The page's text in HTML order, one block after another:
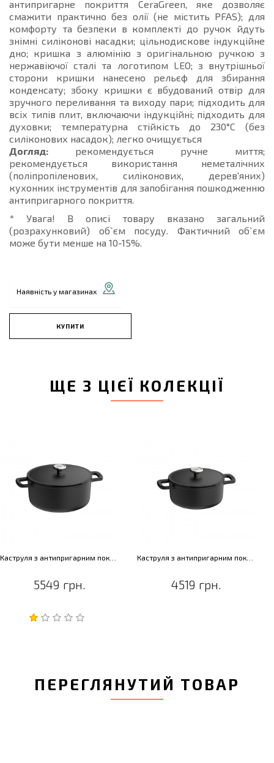
антипригарне покриття CeraGreen, яке дозволяє
смажити практично без олії (не містить PFAS); для
комфорту та безпеки в комплекті до ручок йдуть
знімні силіконові насадки; цільнодискове індукційне
дно; кришка з алюмінію з оригінальною ручкою з
нержавіючої сталі та логотипом LEO; з внутрішньої
сторони кришки нанесено рельєф для збирання
конденсату; збоку кришки є вбудований отвір для
зручного переливання та виходу пари; підходить для
всіх типів плит, включаючи індукційні; підходить для
духовки; температурна стійкість до 230°C (без
силіконових насадок); легко очищується
Догляд: рекомендується ручне миття;
рекомендується використання неметалічних
(поліпропіленових, силіконових, дерев'яних)
кухонних інструментів для запобігання пошкодженню
антипригарного покриття.
* Увага! В описі товару вказано загальний
(розрахунковий) об`єм посуду. Фактичний об`єм
може бути менше на 10-15%.
Наявність у магазинах
КУПИТИ
ЩЕ З ЦІЄЇ КОЛЕКЦІЇ
5549 грн. 4519 грн.
ПЕРЕГЛЯНУТИЙ ТОВАР